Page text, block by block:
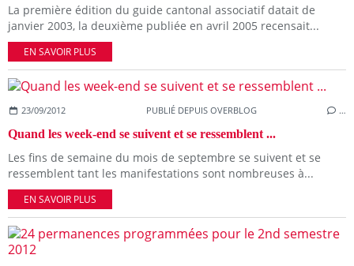
La première édition du guide cantonal associatif datait de
janvier 2003, la deuxième publiée en avril 2005 recensait...
EN SAVOIR PLUS
23/09/2012 PUBLIÉ DEPUIS OVERBLOG …
Quand les week-end se suivent et se ressemblent ...
Les fins de semaine du mois de septembre se suivent et se
ressemblent tant les manifestations sont nombreuses à...
EN SAVOIR PLUS